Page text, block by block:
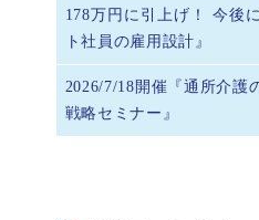
178万円に引上げ！ 今後
ト社員の雇用設計』
2026/7/18開催『通所介護
戦略セミナー』